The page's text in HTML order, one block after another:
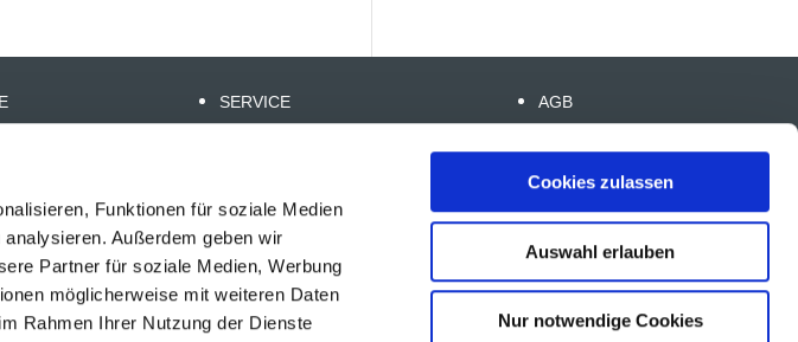
Funktionen für soziale Medien
Außerdem geben wir
Partner für soziale Medien, Werbung
möglicherweise mit weiteren Daten
Rahmen Ihrer Nutzung der Dienste
Cookies zulassen
Auswahl erlauben
Nur notwendige Cookies
SERVICE
DATENSCHUTZ
AGB
BLOG / NEWS